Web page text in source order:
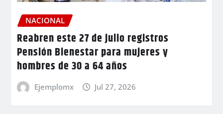
NACIONAL
Reabren este 27 de julio registros
Pensión Bienestar para mujeres y
hombres de 30 a 64 años
Ejemplomx Jul 27, 2026